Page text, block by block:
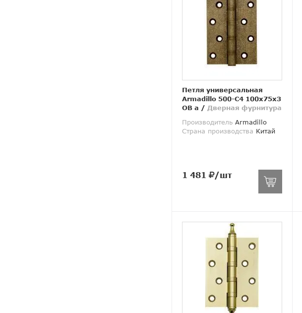
Петля универсальная
Armadillo 500-C4 100x75x3
OB а / Дверная фурнитура
Производитель Armadillo
Страна производства Китай
1 481 /шт